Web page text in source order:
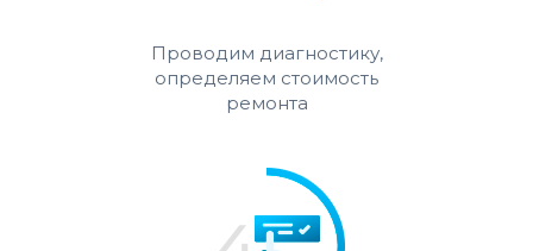
Проводим диагностику,
определяем стоимость
ремонта